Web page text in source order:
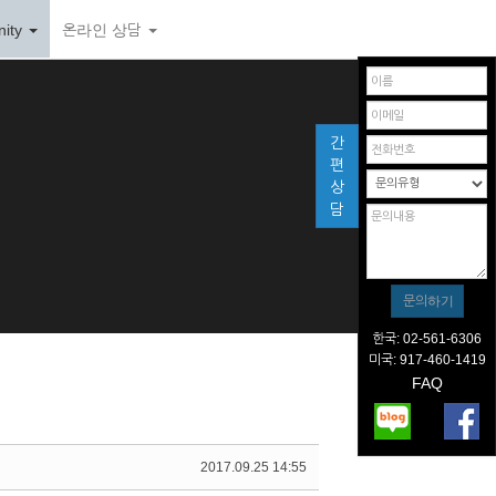
온라인 상담
2017.09.25 14:55
간
편
상
담
한국: 02-561-6306
미국: 917-460-1419
FAQ